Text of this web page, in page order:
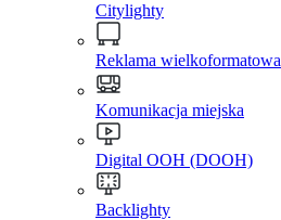
Citylighty
Reklama wielkoformatowa
Komunikacja miejska
Digital OOH (DOOH)
Backlighty